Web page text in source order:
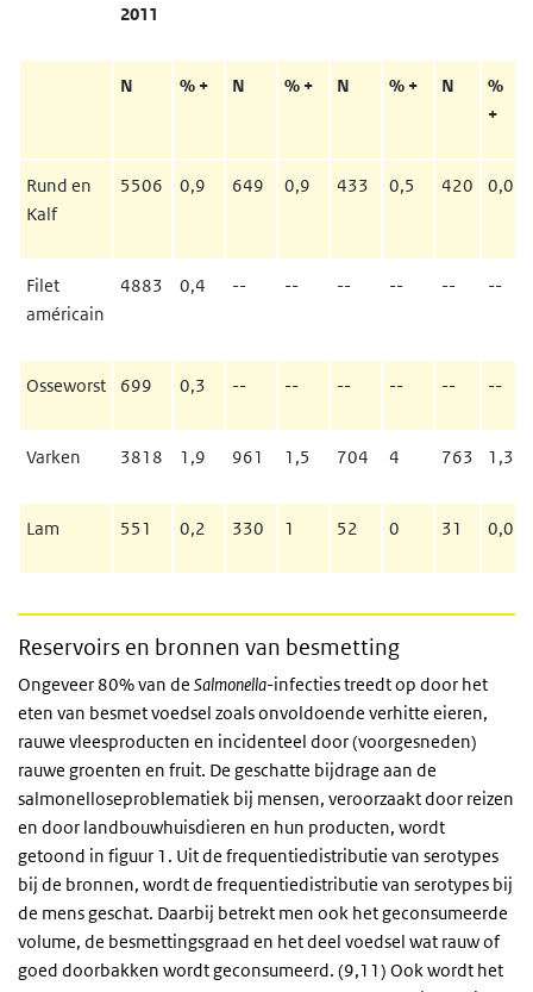
2011
N % + N % + N % + N
%
+
Rund en
Kalf
5506 0,9 649 0,9 433 0,5 420 0,0
Filet
américain
4883 0,4 -- -- -- -- -- --
Osseworst 699 0,3 -- -- -- -- -- --
Varken 3818 1,9 961 1,5 704 4 763 1,3
Lam 551 0,2 330 1 52 0 31 0,0
Reservoirs en bronnen van besmetting
Ongeveer 80% van de Salmonella-infecties treedt op door het
eten van besmet voedsel zoals onvoldoende verhitte eieren,
rauwe vleesproducten en incidenteel door (voorgesneden)
rauwe groenten en fruit. De geschatte bijdrage aan de
salmonelloseproblematiek bij mensen, veroorzaakt door reizen
en door landbouwhuisdieren en hun producten, wordt
getoond in figuur 1. Uit de frequentiedistributie van serotypes
bij de bronnen, wordt de frequentiedistributie van serotypes bij
de mens geschat. Daarbij betrekt men ook het geconsumeerde
volume, de besmettingsgraad en het deel voedsel wat rauw of
goed doorbakken wordt geconsumeerd. (9,11) Ook wordt het